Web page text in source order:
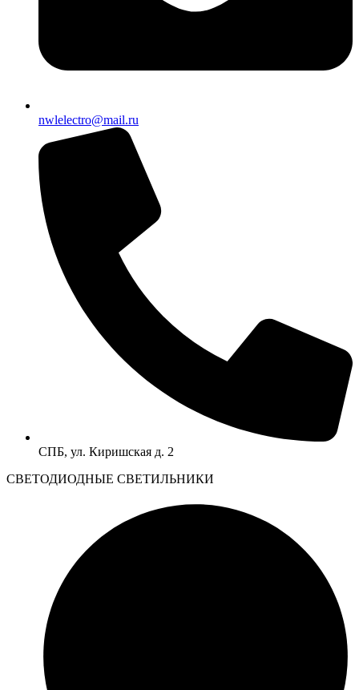
nwlelectro@mail.ru
СПБ, ул. Киришская д. 2
CВЕТОДИОДНЫЕ СВЕТИЛЬНИКИ